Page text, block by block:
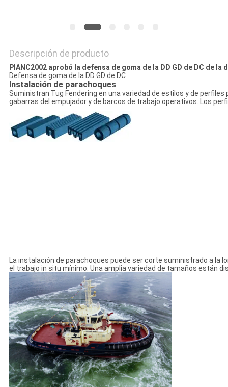
Descripción de producto
PIANC2002 aprobó la defensa de goma de la DD GD de DC de
Defensa de goma de la DD GD de DC
Instalación de parachoques
Suministran Tug Fendering en una variedad de estilos y de
gabarras del empujador y de barcos de trabajo operativos. Los
La instalación de parachoques puede ser corte suministrado a la
el trabajo in situ mínimo. Una amplia variedad de tamaños están